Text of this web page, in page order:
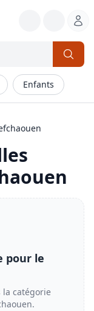
Enfants
pour le
la catégorie
.